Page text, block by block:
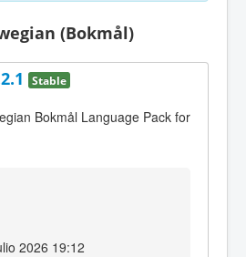
(Bokmål)
Stable
Bokmål Language Pack for
2026 19:12